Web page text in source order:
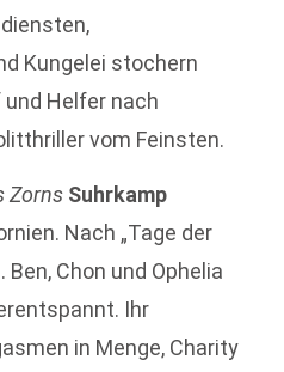
Kungelei stochern
Helfer nach
vom Feinsten.
Zorns Suhrkamp
Nach „Tage der
Chon und Ophelia
Ihr
in Menge, Charity